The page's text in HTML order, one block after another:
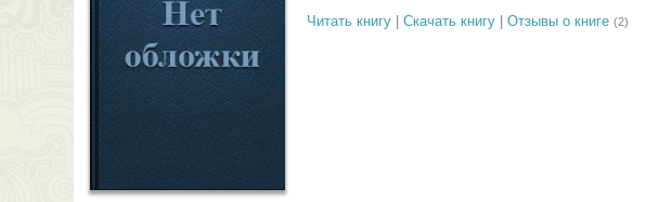
Читать книгу| Скачать книгу| Отзывы о книге (2)